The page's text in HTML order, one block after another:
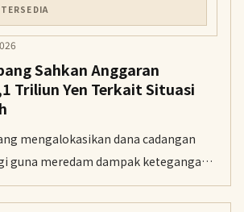
Sahkan Anggaran
Triliun Yen Terkait Situasi
mengalokasikan dana cadangan
guna meredam dampak ketegangan
ekonomi domestik.